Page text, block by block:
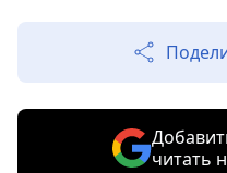
читать